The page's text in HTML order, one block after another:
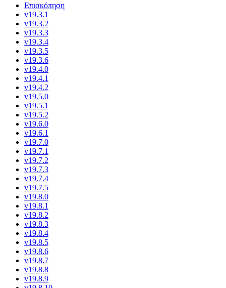
Επισκόπηση
v19.3.1
v19.3.2
v19.3.3
v19.3.4
v19.3.5
v19.3.6
v19.4.0
v19.4.1
v19.4.2
v19.5.0
v19.5.1
v19.5.2
v19.6.0
v19.6.1
v19.7.0
v19.7.1
v19.7.2
v19.7.3
v19.7.4
v19.7.5
v19.8.0
v19.8.1
v19.8.2
v19.8.3
v19.8.4
v19.8.5
v19.8.6
v19.8.7
v19.8.8
v19.8.9